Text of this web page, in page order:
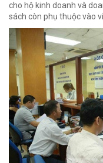
cho hộ kinh doanh và
sách còn phụ thuộc vào